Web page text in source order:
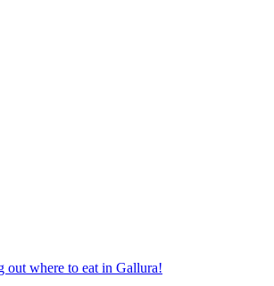
out where to eat in Gallura!